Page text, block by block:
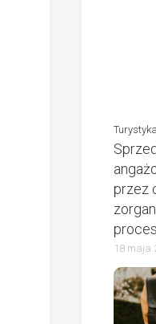
Turystyka
przez
proces
18 maja